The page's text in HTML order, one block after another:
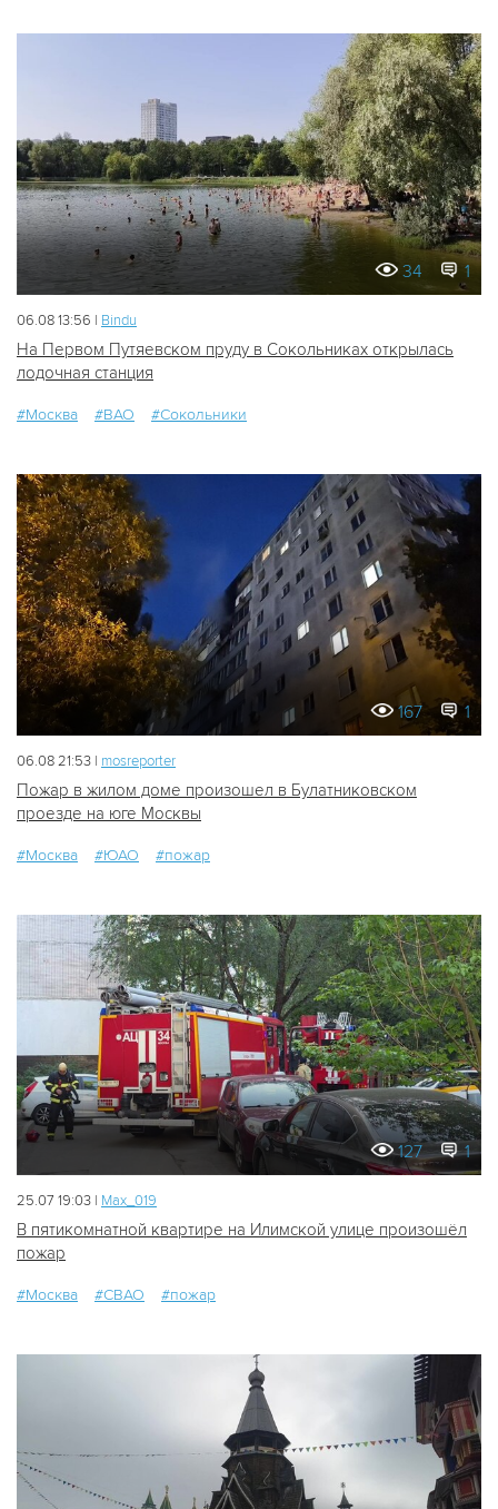
34 1
06.08 13:56 | Bindu
На Первом Путяевском пруду в Сокольниках открылась
лодочная станция
#Москва #ВАО #Сокольники
167 1
06.08 21:53 | mosreporter
Пожар в жилом доме произошел в Булатниковском
проезде на юге Москвы
#Москва #ЮАО #пожар
127 1
25.07 19:03 | Мах_019
В пятикомнатной квартире на Илимской улице произошёл
пожар
#Москва #СВАО #пожар